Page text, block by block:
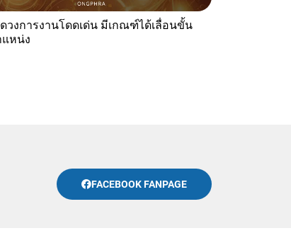
วงการงานโดดเด่น มีเกณฑ์ได้เลื่อนขั้น
แหน่ง
FACEBOOK FANPAGE